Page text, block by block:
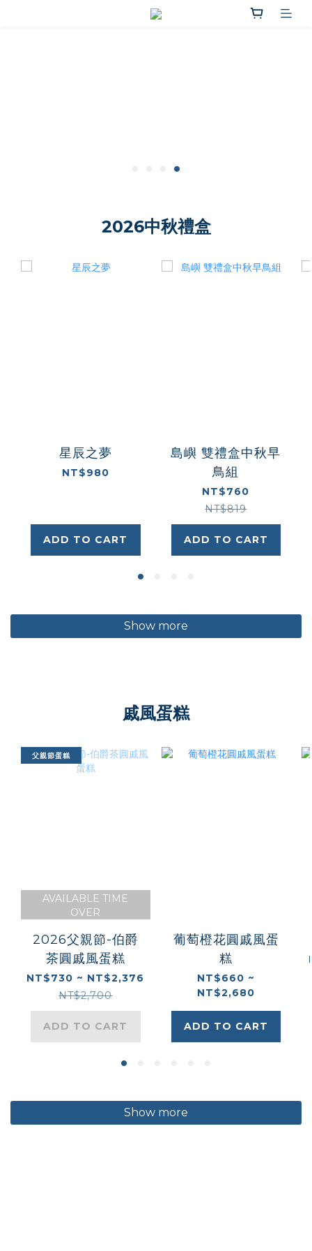
2026中秋禮盒
星辰之夢
NT$980
ADD TO CART
島嶼 雙禮盒中秋早
鳥組
NT$760
NT$819
ADD TO CART
Show more
戚風蛋糕
父親節蛋糕
AVAILABLE TIME
OVER
2026父親節-伯爵
茶圓戚風蛋糕
NT$730 ~ NT$2,376
NT$2,700
ADD TO CART
葡萄橙花圓戚風蛋
糕
NT$660 ~
NT$2,680
ADD TO CART
Show more